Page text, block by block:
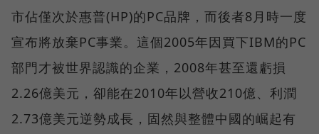
市佔僅次於惠普(HP)的PC品牌，而後者8月時一度
宣布將放棄PC事業。這個2005年因買下IBM的PC
部門才被世界認識的企業，2008年甚至還虧損
2.26億美元，卻能在2010年以營收210億、利潤
2.73億美元逆勢成長，固然與整體中國的崛起有